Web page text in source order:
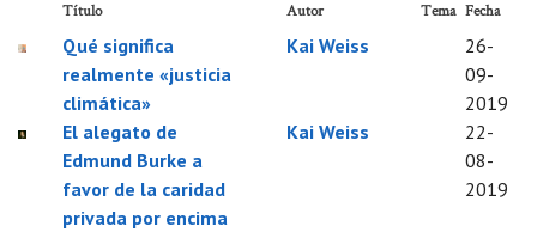
Título Autor Tema Fecha
Qué significa
realmente «justicia
climática»
Kai Weiss
26-
09-
2019
El alegato de
Edmund Burke a
favor de la caridad
privada por encima
Kai Weiss
22-
08-
2019